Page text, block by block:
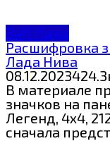
ЗнП Лада
Расшифровка
Лада Нива
08.12.20234
В материале
значков на
Легенд, 4х4,
сначала